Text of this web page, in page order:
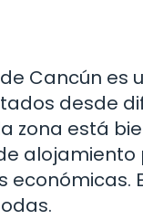
Cancún es
desde
zona está